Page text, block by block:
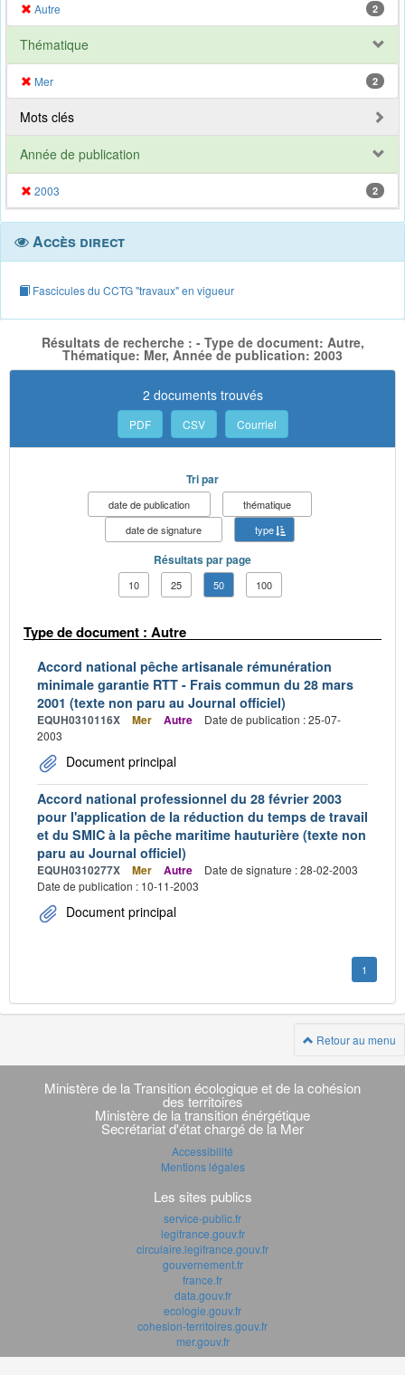
Autre 2
Thématique
Mer 2
Mots clés
Année de publication
2003 2
Accès direct
Fascicules du CCTG "travaux" en vigueur
Résultats de recherche : - Type de document: Autre,
Thématique: Mer, Année de publication: 2003
2 documents trouvés
PDF CSV Courriel
Tri par
date de publication
thématique
date de signature
type
Résultats par page
10 25 50 100
Type de document : Autre
Accord national pêche artisanale rémunération
minimale garantie RTT - Frais commun du 28 mars
2001 (texte non paru au Journal officiel)
EQUH0310116X Mer Autre
Date de publication : 25-07-
2003
Document principal
Accord national professionnel du 28 février 2003
pour l'application de la réduction du temps de travail
et du SMIC à la pêche maritime hauturière (texte non
paru au Journal officiel)
EQUH0310277X Mer Autre
Date de signature : 28-02-2003
Date de publication : 10-11-2003
Document principal
1
Retour au menu
Navigation
transverse
Ministère de la Transition écologique et de la cohésion
des territoires
Ministère de la transition énérgétique
Secrétariat d'état chargé de la Mer
Accessibilité
Mentions légales
Les sites publics
service-public.fr
legifrance.gouv.fr
circulaire.legifrance.gouv.fr
gouvernement.fr
france.fr
data.gouv.fr
ecologie.gouv.fr
cohesion-territoires.gouv.fr
mer.gouv.fr